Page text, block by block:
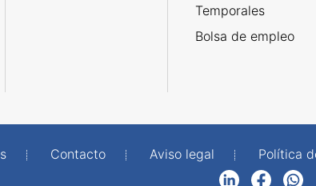
Temporales
Bolsa de empleo
Contacto Aviso legal
Política
FacebookWhatsApp